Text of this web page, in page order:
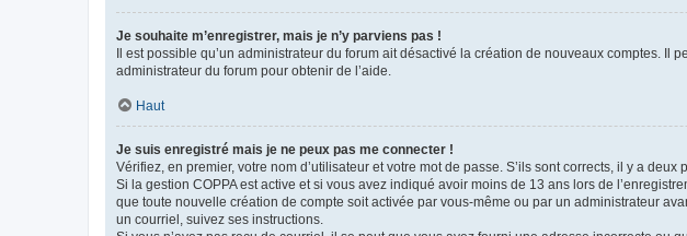
Je souhaite m’enregistrer, mais je n’y parviens pas !
Il est possible qu’un administrateur du forum ait désactivé la création de nouveaux comptes. Il
administrateur du forum pour obtenir de l’aide.
Haut
Je suis enregistré mais je ne peux pas me connecter !
Vérifiez, en premier, votre nom d’utilisateur et votre mot de passe. S’ils sont corrects, il y a deux
Si la gestion COPPA est active et si vous avez indiqué avoir moins de 13 ans lors de
que toute nouvelle création de compte soit activée par vous-même ou par un administrateur
un courriel, suivez ses instructions.